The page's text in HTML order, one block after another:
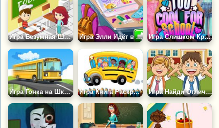
Игра Безумная Школа Игра Элли Идёт в Школу Игра Слишком Крутые Для Школы
Игра Гонка на Школьном Автобусе Игра Книга Раскрасок: Школьный Автобус Игра Найди Отличия в Школе